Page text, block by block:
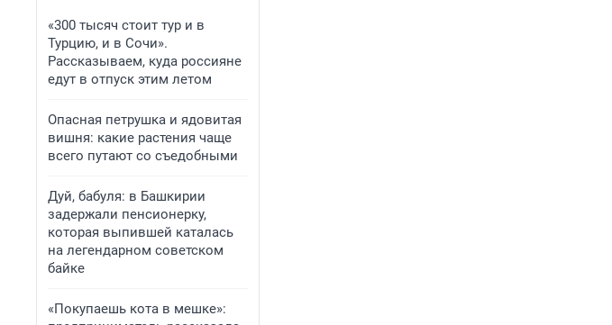
«300 тысяч стоит тур и в
Турцию, и в Сочи».
Рассказываем, куда россияне
едут в отпуск этим летом
Опасная петрушка и ядовитая
вишня: какие растения чаще
всего путают со съедобными
Дуй, бабуля: в Башкирии
задержали пенсионерку,
которая выпившей каталась
на легендарном советском
байке
«Покупаешь кота в мешке»: